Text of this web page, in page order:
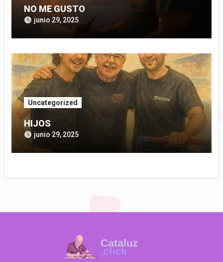
NO ME GUSTO
junio 29, 2025
Uncategorized
HIJOS
junio 29, 2025